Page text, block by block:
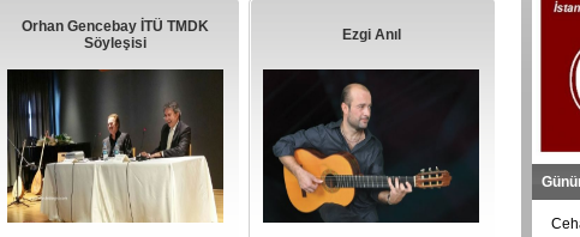
Orhan Gencebay İTÜ TMDK
Söyleşisi
Ezgi Anıl